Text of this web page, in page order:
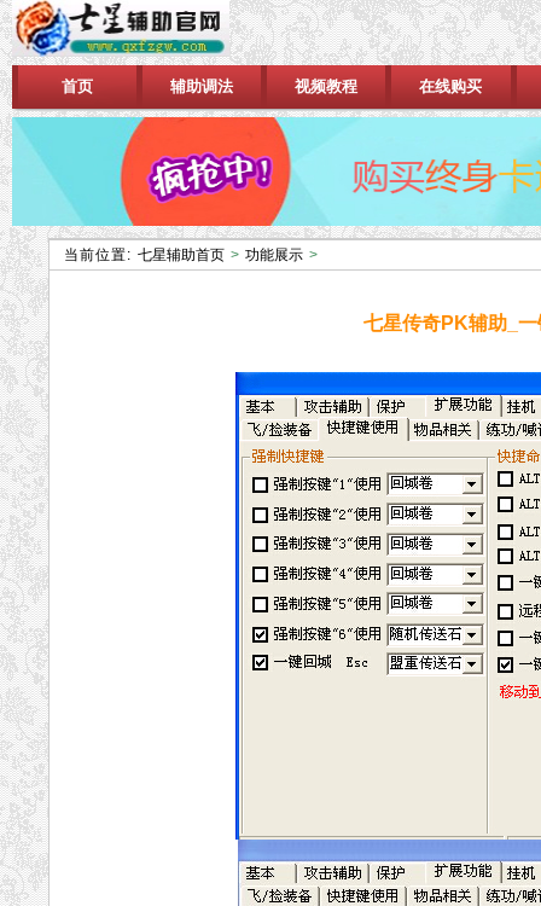
首页 辅助调法 视频教程 在线购买
当前位置: 七星辅助首页 > 功能展示 >
七星传奇PK辅助_